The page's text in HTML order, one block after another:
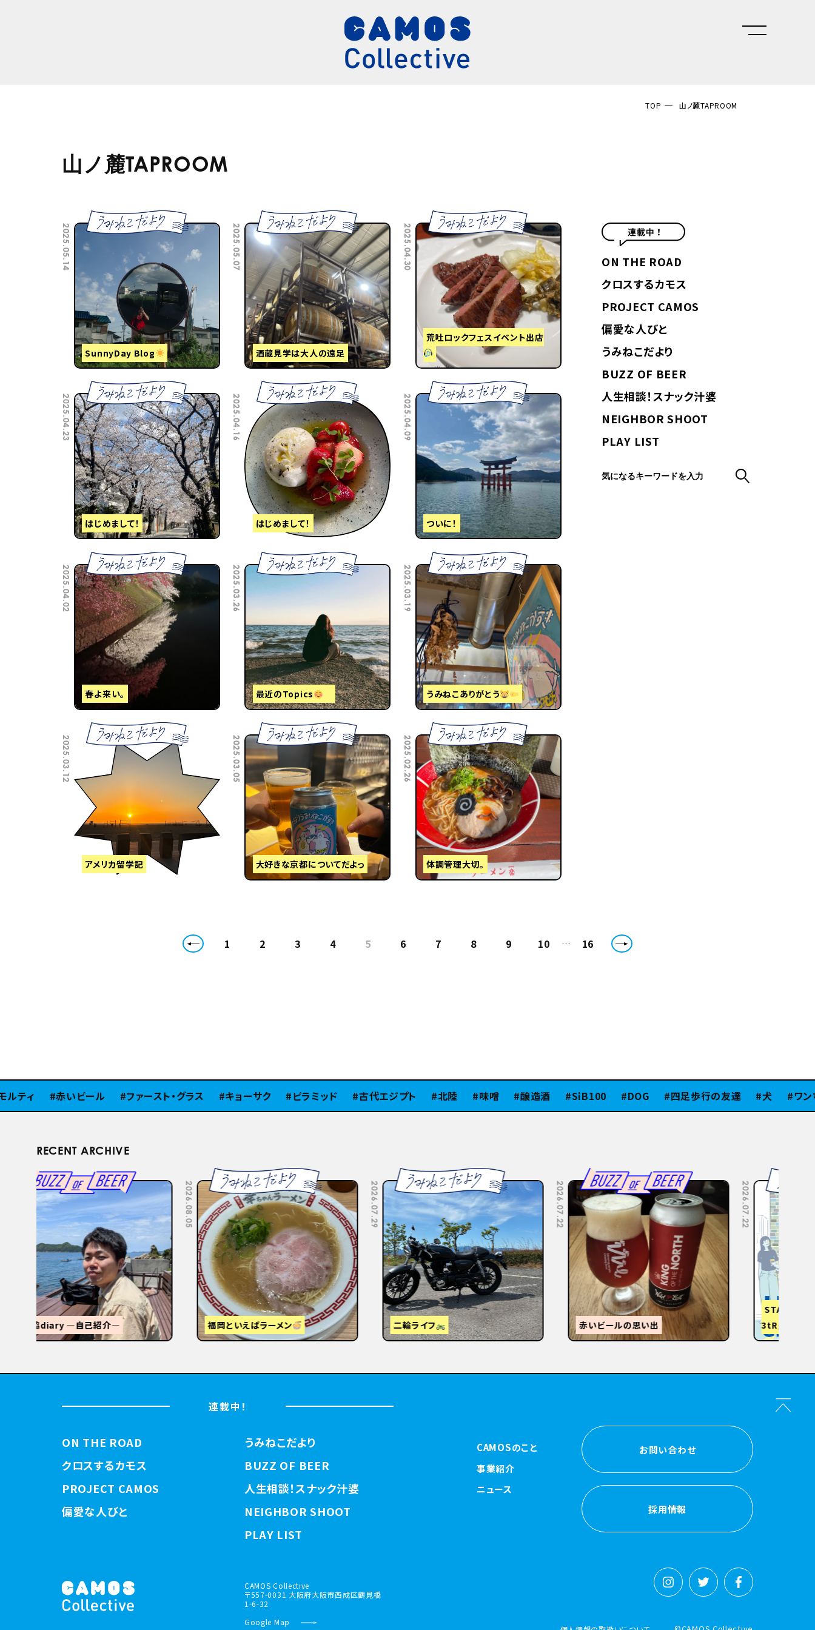
TOP 山ノ麓TAPROOM
山ノ麓TAPROOM
2025.05.14
SunnyDay Blog
2025.05.07
酒蔵見学は大人の遠足
2025.04.30
荒吐ロックフェスイベント出店
2025.04.23
はじめまして！
2025.04.16
はじめまして！
2025.04.09
ついに！
2025.04.02
春よ来い。
2025.03.26
最近のTopics
2025.03.19
うみねこありがとう
2025.03.12
アメリカ留学記
2025.03.05
大好きな京都についてだよっ
2025.02.26
体調管理大切。
ON THE ROAD
クロスするカモス
PROJECT CAMOS
偏愛な人びと
うみねこだより
BUZZ OF BEER
人生相談！スナック汁婆
NEIGHBOR SHOOT
PLAY LIST
1 2 3 4 5 6 7 8 9 10 … 16
赤いビール ファースト・グラス キョーサク ピラミッド 古代エジプト 北陸 味噌 醸造酒 SiB100 DOG 四足歩行の友達 犬 ワンちゃん
RECENT ARCHIVE
2026.07.22
STANDUMINEKOClosingPartyと
3tR
2026.07.15
【関西視察】東京から大阪・京都へ
2026.07.10
はじめまして
2026.07.08
森的ビール人生②
2026.07.06
連載中！
ON THE ROAD
クロスするカモス
PROJECT CAMOS
偏愛な人びと
うみねこだより
BUZZ OF BEER
人生相談！スナック汁婆
NEIGHBOR SHOOT
PLAY LIST
CAMOSのこと
事業紹介
ニュース
お問い合わせ
採用情報
CAMOS Collective
〒557-0031 大阪府大阪市西成区鶴見橋
1-6-32
Google Map